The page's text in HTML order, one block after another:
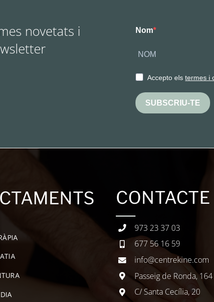
novetats i
Nom
Accepto elstermes i
SUBSCRIU-TE
CONTACTE
973 23 37 03
677 56 16 59
info@centrekine.com
Passeig de Ronda, 164
C/ Santa Cecília, 20